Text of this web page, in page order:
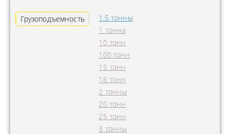
Грузоподъемность
1.5 тонны
1 тонна
10 тонн
100 тонн
15 тонн
16 тонн
2 тонны
20 тонн
25 тонн
3 тонны